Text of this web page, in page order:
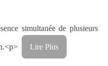
simultanée de plusieurs
Lire Plus